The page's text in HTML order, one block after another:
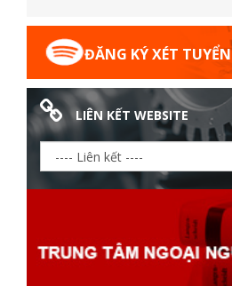
ĐĂNG KÝ XÉT TUYỂN
LIÊN KẾT WEBSITE